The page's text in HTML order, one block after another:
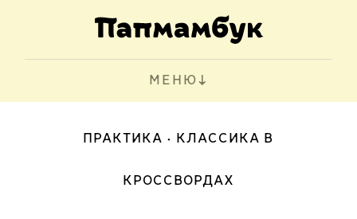
МЕНЮ
ПРАКТИКА КЛАССИКА В
КРОССВОРДАХ